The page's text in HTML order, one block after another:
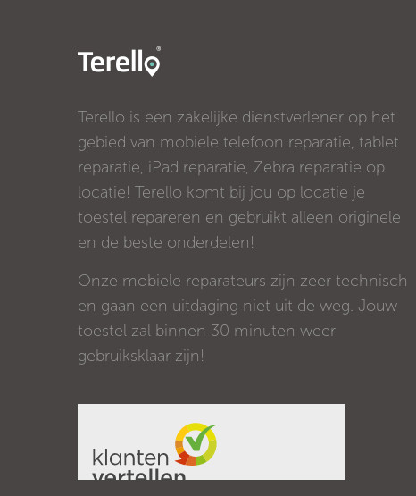
Terello is een zakelijke dienstverlener op het
gebied van mobiele telefoon reparatie, tablet
reparatie, iPad reparatie, Zebra reparatie op
locatie! Terello komt bij jou op locatie je
toestel repareren en gebruikt alleen originele
en de beste onderdelen!
Onze mobiele reparateurs zijn zeer technisch
en gaan een uitdaging niet uit de weg. Jouw
toestel zal binnen 30 minuten weer
gebruiksklaar zijn!